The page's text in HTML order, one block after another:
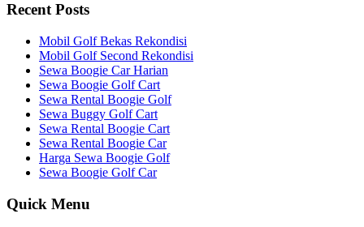
Recent Posts
Mobil Golf Bekas Rekondisi
Mobil Golf Second Rekondisi
Sewa Boogie Car Harian
Sewa Boogie Golf Cart
Sewa Rental Boogie Golf
Sewa Buggy Golf Cart
Sewa Rental Boogie Cart
Sewa Rental Boogie Car
Harga Sewa Boogie Golf
Sewa Boogie Golf Car
Quick Menu